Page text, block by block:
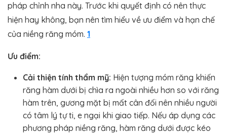
pháp chỉnh nha này. Trước khi quyết định có nên thực
hiện hay không, bạn nên tìm hiểu về ưu điểm và hạn chế
của niềng răng móm. 1
Ưu điểm:
Cải thiện tính thẩm mỹ: Hiện tượng móm răng khiến
răng hàm dưới bị chìa ra ngoài nhiều hơn so với răng
hàm trên, gương mặt bị mất cân đối nên nhiều người
có tâm lý tự ti, e ngại khi giao tiếp. Nếu áp dụng các
phương pháp niềng răng, hàm răng dưới được kéo